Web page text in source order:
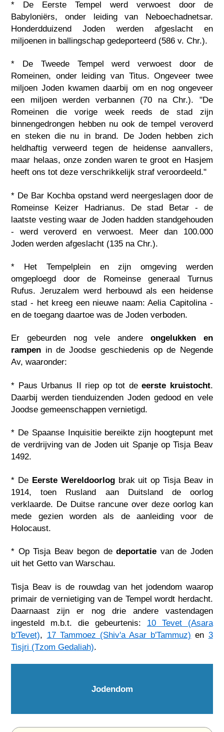
* De Eerste Tempel werd verwoest door de
Babyloniërs, onder leiding van Neboechadnetsar.
Honderdduizend Joden werden afgeslacht en
miljoenen in ballingschap gedeporteerd (586 v. Chr.).
* De Tweede Tempel werd verwoest door de
Romeinen, onder leiding van Titus. Ongeveer twee
miljoen Joden kwamen daarbij om en nog ongeveer
een miljoen werden verbannen (70 na Chr.). "De
Romeinen die vorige week reeds de stad zijn
binnengedrongen hebben nu ook de tempel veroverd
en steken die nu in brand. De Joden hebben zich
heldhaftig verweerd tegen de heidense aanvallers,
maar helaas, onze zonden waren te groot en Hasjem
heeft ons tot deze verschrikkelijk straf veroordeeld."
* De Bar Kochba opstand werd neergeslagen door de
Romeinse Keizer Hadrianus. De stad Betar - de
laatste vesting waar de Joden hadden standgehouden
- werd veroverd en verwoest. Meer dan 100.000
Joden werden afgeslacht (135 na Chr.).
* Het Tempelplein en zijn omgeving werden
omgeploegd door de Romeinse generaal Turnus
Rufus. Jeruzalem werd herbouwd als een heidense
stad - het kreeg een nieuwe naam: Aelia Capitolina -
en de toegang daartoe was de Joden verboden.
Er gebeurden nog vele andere ongelukken en
rampen in de Joodse geschiedenis op de Negende
Av, waaronder:
* Paus Urbanus II riep op tot deeerste kruistocht.
Daarbij werden tienduizenden Joden gedood en vele
Joodse gemeenschappen vernietigd.
* De Spaanse Inquisitie bereikte zijn hoogtepunt met
de verdrijving van de Joden uit Spanje op Tisja Beav
1492.
* De Eerste Wereldoorlogbrak uit op Tisja Beav in
1914, toen Rusland aan Duitsland de oorlog
verklaarde. De Duitse rancune over deze oorlog kan
mede gezien worden als de aanleiding voor de
Holocaust.
* Op Tisja Beav begon dedeportatie van de Joden
uit het Getto van Warschau.
Tisja Beav is de rouwdag van het jodendom waarop
primair de vernietiging van de Tempel wordt herdacht.
Daarnaast zijn er nog drie andere vastendagen
ingesteld m.b.t. die gebeurtenis: 10 Tevet (Asara
b'Tevet), 17 Tammoez (Shiv'a Asar b'Tammuz) en 3
Tisjri (Tzom Gedaliah).
Jodendom